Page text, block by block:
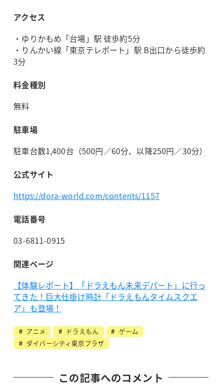
アクセス
・ゆりかもめ「台場」駅 徒歩約5分
・りんかい線「東京テレポート」駅 B出口から徒歩約
3分
料金種別
無料
駐車場
駐車台数1,400台（500円／60分、以降250円／30分）
公式サイト
https://dora-world.com/contents/1157
電話番号
03-6811-0915
関連ページ
【体験レポート】「ドラえもん未来デパート」に行っ
てきた！巨大仕掛け時計「ドラえもんタイムスクエ
ア」も登場！
アニメ ドラえもん
ゲーム
ダイバーシティ東京プラザ
この記事へのコメント